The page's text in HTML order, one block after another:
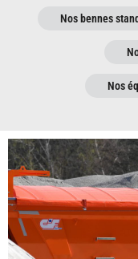
Nos bennes
Nos